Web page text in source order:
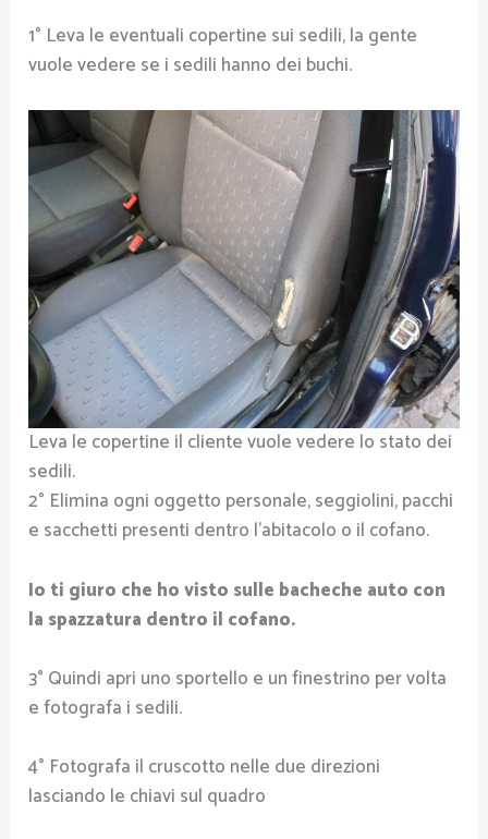
1° Leva le eventuali copertine sui sedili, la gente
vuole vedere se i sedili hanno dei buchi.
Leva le copertine il cliente vuole vedere lo stato dei
sedili.
2° Elimina ogni oggetto personale, seggiolini, pacchi
e sacchetti presenti dentro l’abitacolo o il cofano.
Io ti giuro che ho visto sulle bacheche auto con
la spazzatura dentro il cofano.
3° Quindi apri uno sportello e un finestrino per volta
e fotografa i sedili.
4° Fotografa il cruscotto nelle due direzioni
lasciando le chiavi sul quadro